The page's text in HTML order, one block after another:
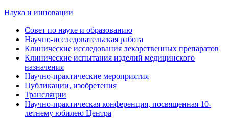
Наука и инновации
Совет по науке и образованию
Научно-исследовательская работа
Клинические исследования лекарственных препаратов
Клинические испытания изделий медицинского
назначения
Научно-практические мероприятия
Публикации, изобретения
Трансляции
Научно-практическая конференция, посвященная 10-
летнему юбилею Центра